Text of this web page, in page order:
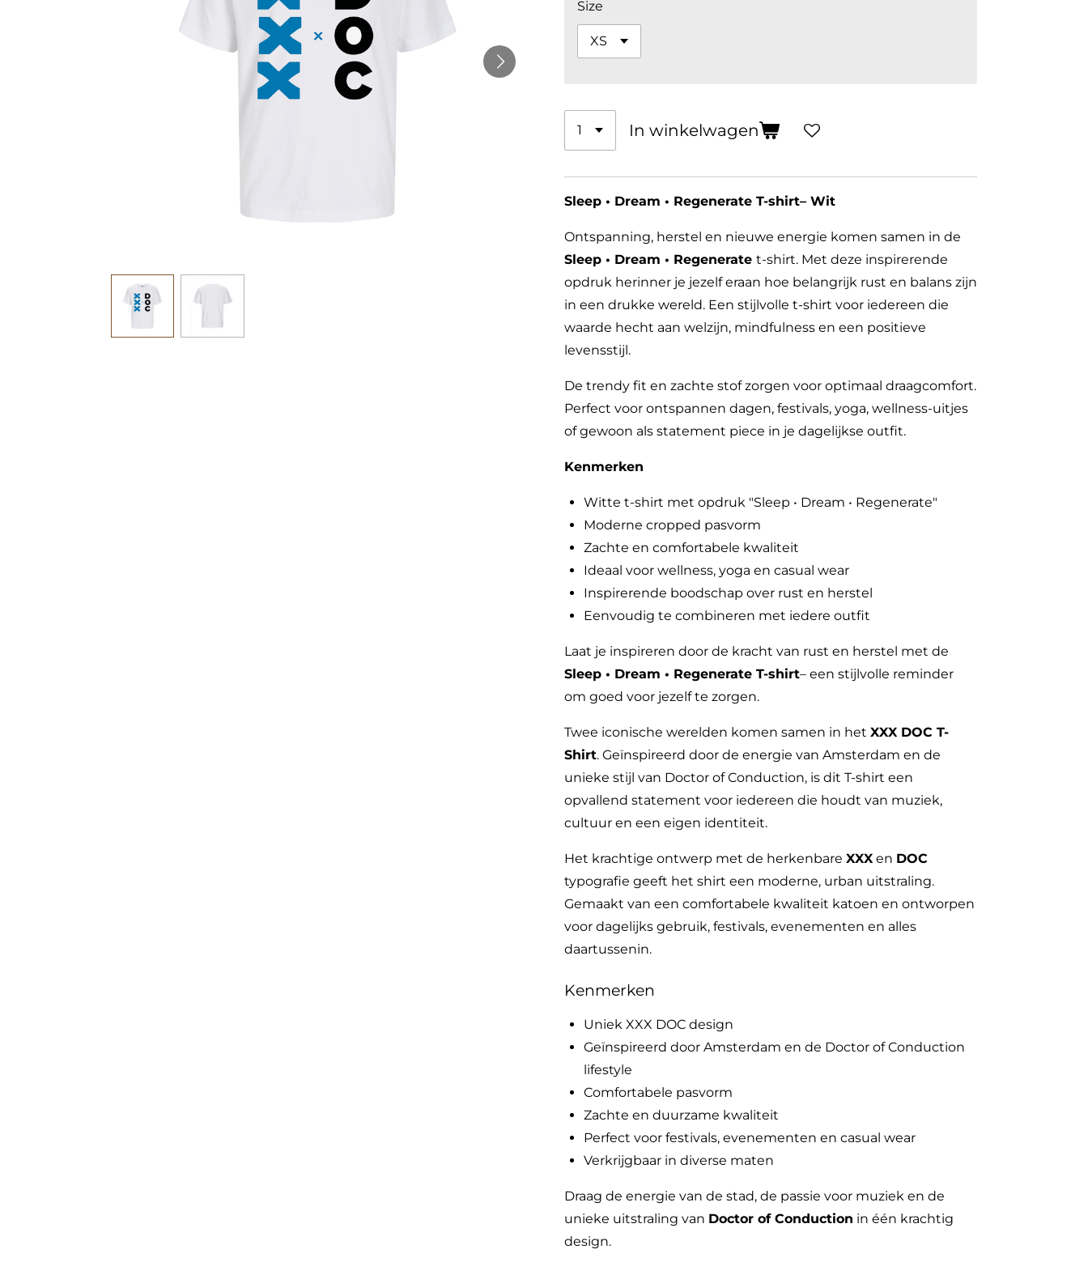
Size
In winkelwagen
Sleep • Dream • Regenerate T-shirt– Wit
Ontspanning, herstel en nieuwe energie komen samen in de
Sleep • Dream • Regenerate t-shirt. Met deze inspirerende
opdruk herinner je jezelf eraan hoe belangrijk rust en balans zijn
in een drukke wereld. Een stijlvolle t-shirt voor iedereen die
waarde hecht aan welzijn, mindfulness en een positieve
levensstijl.
De trendy fit en zachte stof zorgen voor optimaal draagcomfort.
Perfect voor ontspannen dagen, festivals, yoga, wellness-uitjes
of gewoon als statement piece in je dagelijkse outfit.
Kenmerken
Witte t-shirt met opdruk "Sleep • Dream • Regenerate"
Moderne cropped pasvorm
Zachte en comfortabele kwaliteit
Ideaal voor wellness, yoga en casual wear
Inspirerende boodschap over rust en herstel
Eenvoudig te combineren met iedere outfit
Laat je inspireren door de kracht van rust en herstel met de
Sleep • Dream • Regenerate T-shirt– een stijlvolle reminder
om goed voor jezelf te zorgen.
Twee iconische werelden komen samen in het XXX DOC T-
Shirt. Geïnspireerd door de energie van Amsterdam en de
unieke stijl van Doctor of Conduction, is dit T-shirt een
opvallend statement voor iedereen die houdt van muziek,
cultuur en een eigen identiteit.
Het krachtige ontwerp met de herkenbare XXX en DOC
typografie geeft het shirt een moderne, urban uitstraling.
Gemaakt van een comfortabele kwaliteit katoen en ontworpen
voor dagelijks gebruik, festivals, evenementen en alles
daartussenin.
Kenmerken
Uniek XXX DOC design
Geïnspireerd door Amsterdam en de Doctor of Conduction
lifestyle
Comfortabele pasvorm
Zachte en duurzame kwaliteit
Perfect voor festivals, evenementen en casual wear
Verkrijgbaar in diverse maten
Draag de energie van de stad, de passie voor muziek en de
unieke uitstraling van Doctor of Conduction in één krachtig
design.